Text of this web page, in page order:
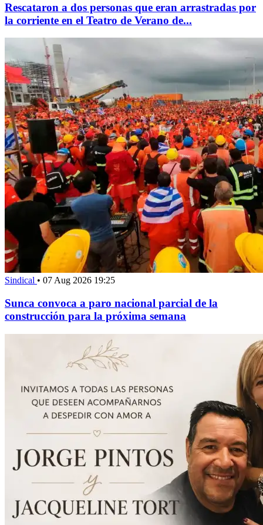
Rescataron a dos personas que eran arrastradas por
la corriente en el Teatro de Verano de...
Sindical • 07 Aug 2026 19:25
Sunca convoca a paro nacional parcial de la
construcción para la próxima semana